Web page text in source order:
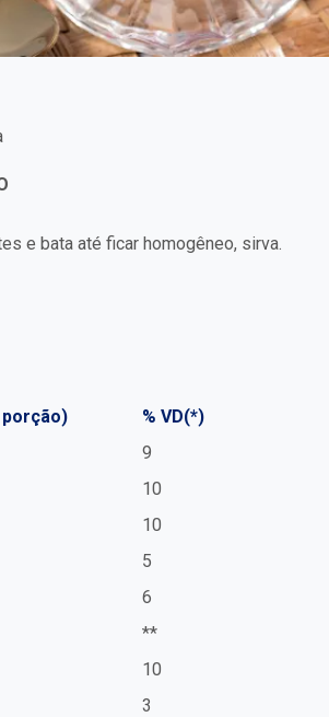
e bata até ficar homogêneo, sirva.
porção)
% VD(*)
9
10
10
5
6
**
10
3